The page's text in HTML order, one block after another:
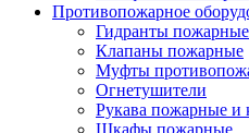
Противопожарное
Гидранты
Клапаны пожарные
Муфты
Огнетушители
Рукава пожарные и
Шкафы пожарные